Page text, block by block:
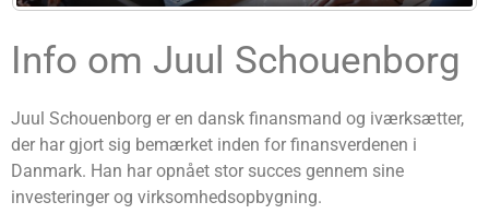
Info om Juul Schouenborg
Juul Schouenborg er en dansk finansmand og iværksætter,
der har gjort sig bemærket inden for finansverdenen i
Danmark. Han har opnået stor succes gennem sine
investeringer og virksomhedsopbygning.